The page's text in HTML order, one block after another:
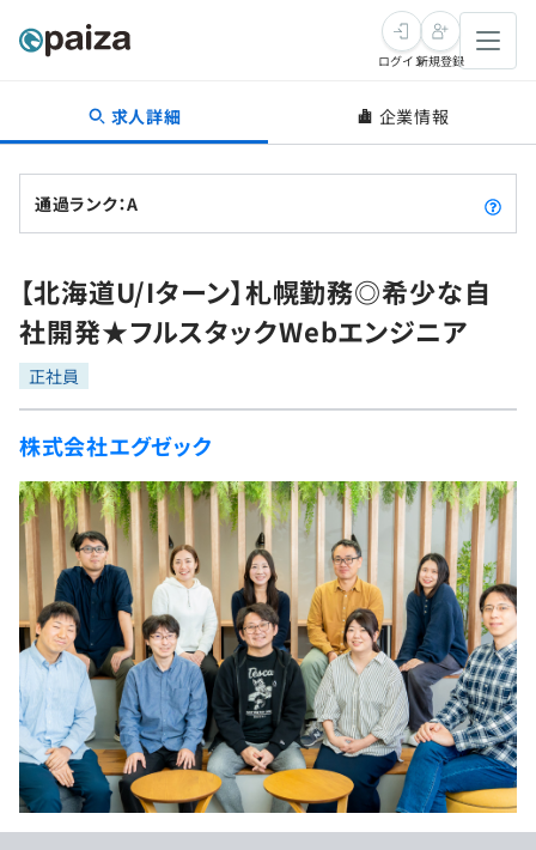
転職・キャリア
転職成功ガイド
転職エージェント
インタビュー
転職成功ガイド
新卒就活
求人検索
本選考
インターン
新卒エージェント
イベント・セミナー
インタビュー
就活成功ガイド
学習
問題集
ナレッジ
リファレンス
プラン
個人向けプラン
法人向けプラン
プログラミング言語
評価結果一覧
再チャレンジ結果一覧
ゲーム・マンガ
Tech Team Journal
paiza times
note
paizaとは？
ログイン新規登録
求人詳細 企業情報
通過ランク：A
【北海道U/Iターン】札幌勤務◎希少な自
社開発★フルスタックWebエンジニア
正社員
株式会社エグゼック